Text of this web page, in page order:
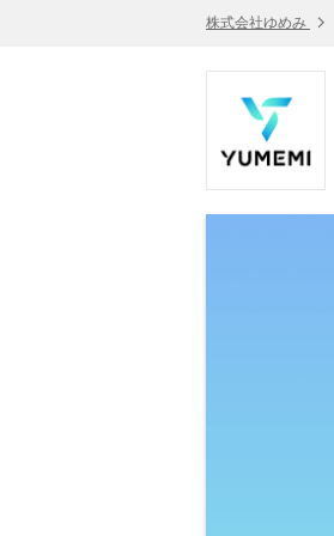
株式会社ゆめみ